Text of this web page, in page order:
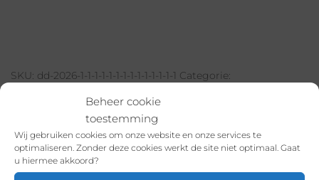
Beheer cookie
toestemming
Wij gebruiken cookies om onze website en onze services te
optimaliseren. Zonder deze cookies werkt de site niet optimaal. Gaat
u hiermee akkoord?
SKU: dd-2026-1-1-1-1-1-1-1-1-1-1-1-1-1-1 Categorie:
BESCHRIJVING